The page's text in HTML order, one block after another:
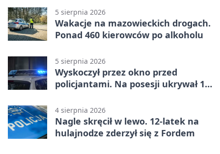
5 sierpnia 2026
Wakacje na mazowieckich drogach.
Ponad 460 kierowców po alkoholu
5 sierpnia 2026
Wyskoczył przez okno przed
policjantami. Na posesji ukrywał 12
4 sierpnia 2026
Nagle skręcił w lewo. 12-latek na
hulajnodze zderzył się z Fordem